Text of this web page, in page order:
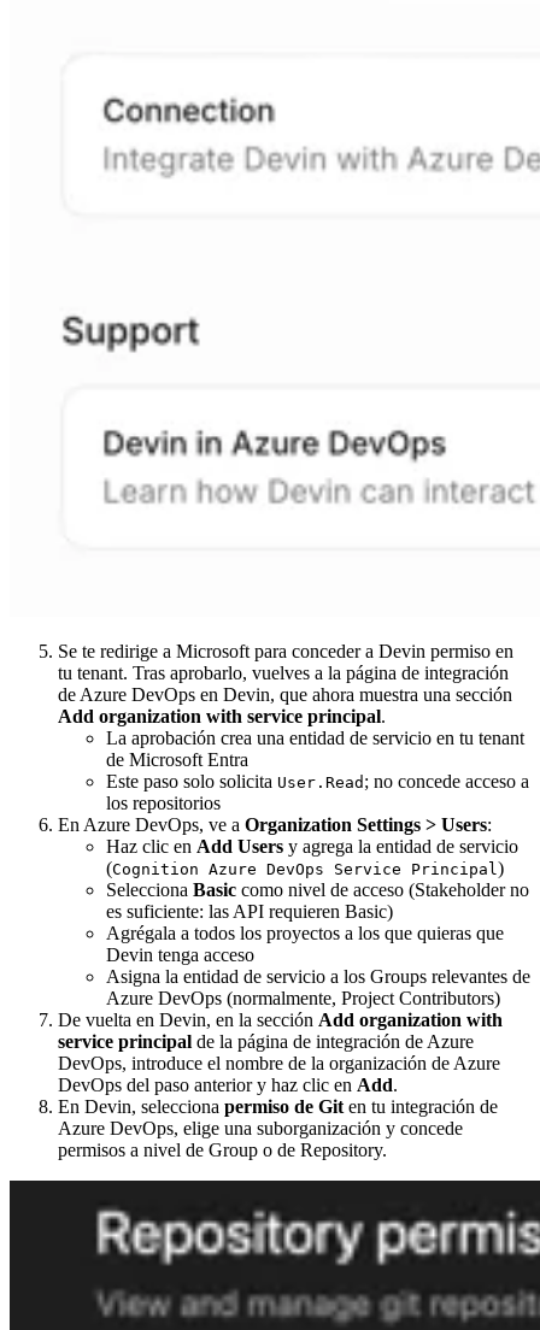
Se te redirige a Microsoft para conceder a Devin permiso en
tu tenant. Tras aprobarlo, vuelves a la página de integración
de Azure DevOps en Devin, que ahora muestra una sección
Add organization with service principal.
La aprobación crea una entidad de servicio en tu tenant
de Microsoft Entra
Este paso solo solicita User.Read ; no concede acceso a
los repositorios
En Azure DevOps, ve a Organization Settings > Users:
Haz clic en Add Users y agrega la entidad de servicio
(Cognition Azure DevOps Service Principal)
Selecciona Basic como nivel de acceso (Stakeholder no
es suficiente: las API requieren Basic)
Agrégala a todos los proyectos a los que quieras que
Devin tenga acceso
Asigna la entidad de servicio a los Groups relevantes de
Azure DevOps (normalmente, Project Contributors)
De vuelta en Devin, en la sección Add organization with
service principal de la página de integración de Azure
DevOps, introduce el nombre de la organización de Azure
DevOps del paso anterior y haz clic en Add.
En Devin, selecciona permiso de Git en tu integración de
Azure DevOps, elige una suborganización y concede
permisos a nivel de Group o de Repository.